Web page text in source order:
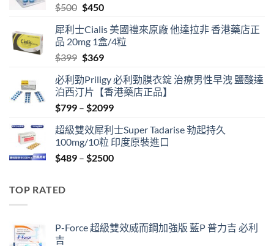
$500 Original
was:
$500.
$450Current
is:
$450.
犀利士Cialis 美國禮來原廠 他達拉非 香港藥店正
品 20mg 1盒/4粒
$399 Original
was:
$399.
$369Current
is:
$369.
必利勁Priligy 必利勁膜衣錠 治療男性早洩 鹽酸達
泊西汀片【香港藥店正品】
$799 – $2099Price
$799
through
$2099
超級雙效犀利士Super Tadarise 勃起持久
100mg/10粒 印度原裝進口
$489 – $2500Price
TOP RATED
P-Force 超級雙效威而鋼加強版 藍P 普力吉 必利
吉